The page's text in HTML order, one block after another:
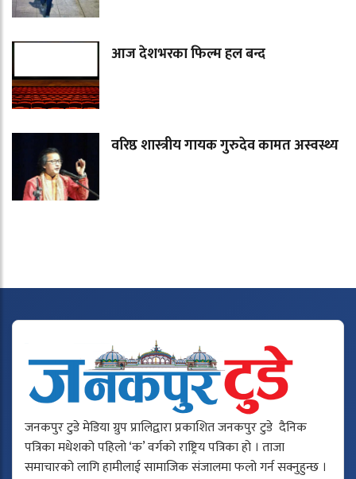
आज देशभरका फिल्म हल बन्द
वरिष्ठ शास्त्रीय गायक गुरुदेव कामत अस्वस्थ्य
जनकपुर टुडे मेडिया ग्रुप प्रालिद्वारा प्रकाशित जनकपुर टुडे दैनिक
पत्रिका मधेशको पहिलो ‘क’ वर्गको राष्ट्रिय पत्रिका हो । ताजा
समाचारको लागि हामीलाई सामाजिक संजालमा फलो गर्न सक्नुहुन्छ ।